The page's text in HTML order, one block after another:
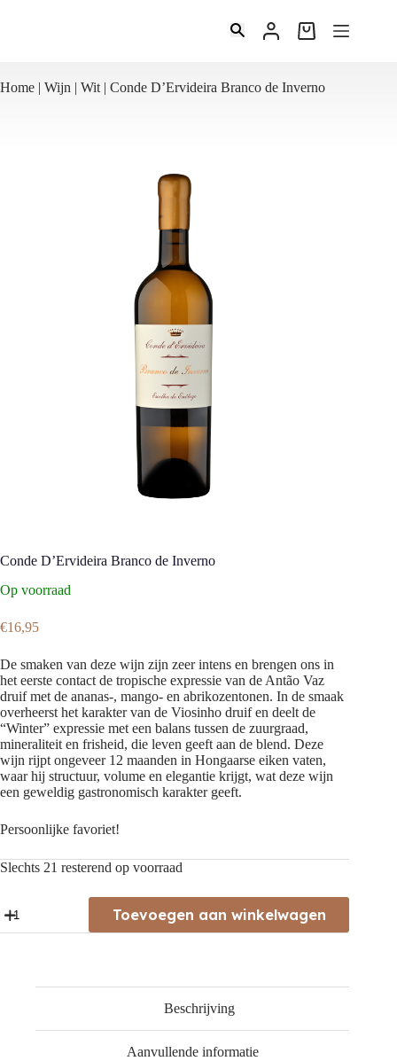
Winkelwagen
Home | Wijn | Wit | Conde D’Ervideira Branco de Inverno
Conde D’Ervideira Branco de Inverno
Op voorraad
€16,95
De smaken van deze wijn zijn zeer intens en brengen ons in
het eerste contact de tropische expressie van de Antão Vaz
druif met de ananas-, mango- en abrikozentonen. In de smaak
overheerst het karakter van de Viosinho druif en deelt de
“Winter” expressie met een balans tussen de zuurgraad,
mineraliteit en frisheid, die leven geeft aan de blend. Deze
wijn rijpt ongeveer 12 maanden in Hongaarse eiken vaten,
waar hij structuur, volume en elegantie krijgt, wat deze wijn
een geweldig gastronomisch karakter geeft.
Persoonlijke favoriet!
Slechts 21 resterend op voorraad
D'Ervideira
Branco
Toevoegen aan winkelwagen
Beschrijving
Aanvullende informatie